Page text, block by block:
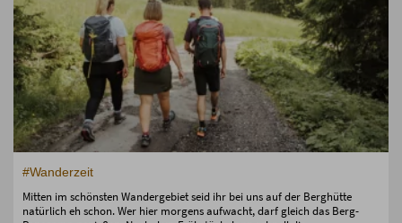
#Wanderzeit
Mitten im schönsten Wandergebiet seid ihr bei uns auf der Berghütte
natürlich eh schon. Wer hier morgens aufwacht, darf gleich das Berg-